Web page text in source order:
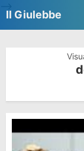
Il Giulebbe